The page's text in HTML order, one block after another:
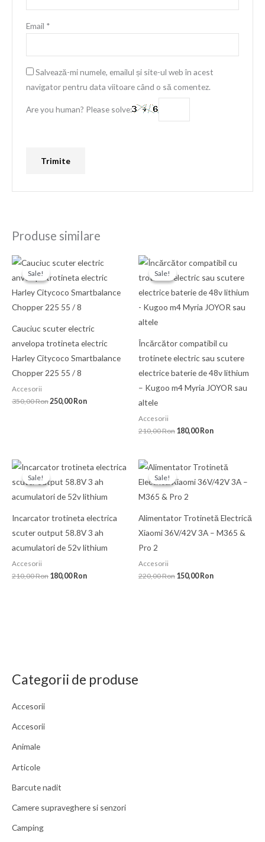
Categorii de produse
Accesorii
Accesorii
Animale
Articole
Barcute nadit
Camere supraveghere si senzori
Camping
Email *
Salvează-mi numele, emailul și site-ul web în acest
navigator pentru data viitoare când o să comentez.
Are you human? Please solve:
Produse similare
Sale!
Sale!
Cauciuc scuter electric
anvelopa trotineta electric
Harley Citycoco Smartbalance
Chopper 225 55 / 8
Accesorii
350,00Ron
Prețul
inițial
a
350,00 Ron.
250,00 Ron
Prețul
curent
este:
250,00 Ron.
Sale!
Sale!
Încărcător compatibil cu
trotinete electric sau scutere
electrice baterie de 48v lithium
– Kugoo m4 Myria JOYOR sau
altele
Accesorii
210,00Ron
Prețul
inițial
a
fost:
210,00 Ron.
180,00 Ron
Prețul
curent
este:
180,00 Ron.
Sale!
Sale!
Incarcator trotineta electrica
scuter output 58.8V 3 ah
acumulatori de 52v lithium
Accesorii
210,00Ron
Prețul
inițial
a
fost:
210,00 Ron.
180,00Ron
Prețul
curent
este:
180,00 Ron.
Sale!
Sale!
Alimentator Trotinetă Electrică
Xiaomi 36V/42V 3A – M365 &
Pro 2
Accesorii
220,00Ron
Prețul
inițial
a
fost:
220,00 Ron.
150,00Ron
Prețul
curent
este: